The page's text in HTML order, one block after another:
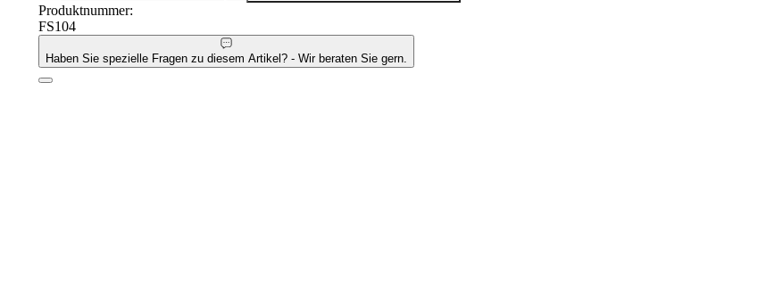
Produktnummer:
FS104
Haben Sie spezielle Fragen zu diesem Artikel? - Wir beraten Sie gern.